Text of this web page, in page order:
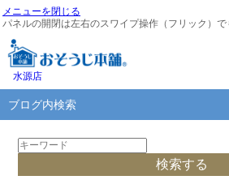
メニューを閉じる
パネルの開閉は左右のスワイプ操作（フリック）
水源店
ブログ内検索